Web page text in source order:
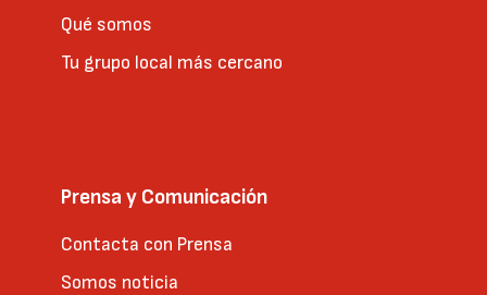
Qué somos
Tu grupo local más cercano
Prensa y Comunicación
Contacta con Prensa
Somos noticia